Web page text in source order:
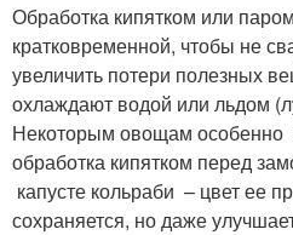
Обработка кипятком или
кратковременной, чтобы не
увеличить потери полезных
охлаждают водой или льдом
Некоторым овощам особенно
обработка кипятком перед
капусте кольраби – цвет ее
сохраняется, но даже